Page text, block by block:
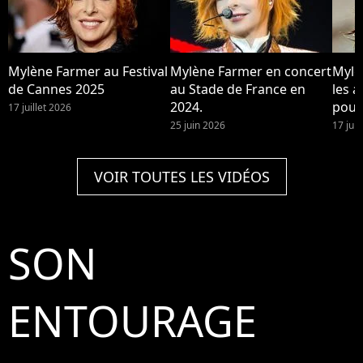
Mylène Farmer au Festival
de Cannes 2025
17 juillet 2026
Mylène Farmer en concert
au Stade de France en
2024.
25 juin 2026
les
17
VOIR TOUTES LES VIDÉOS
SON
ENTOURAGE